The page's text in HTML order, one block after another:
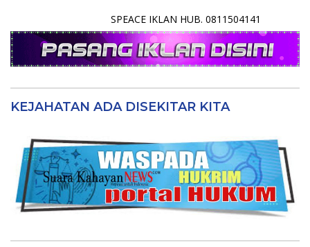
SPEACE IKLAN HUB. 0811504141
KEJAHATAN ADA DISEKITAR KITA